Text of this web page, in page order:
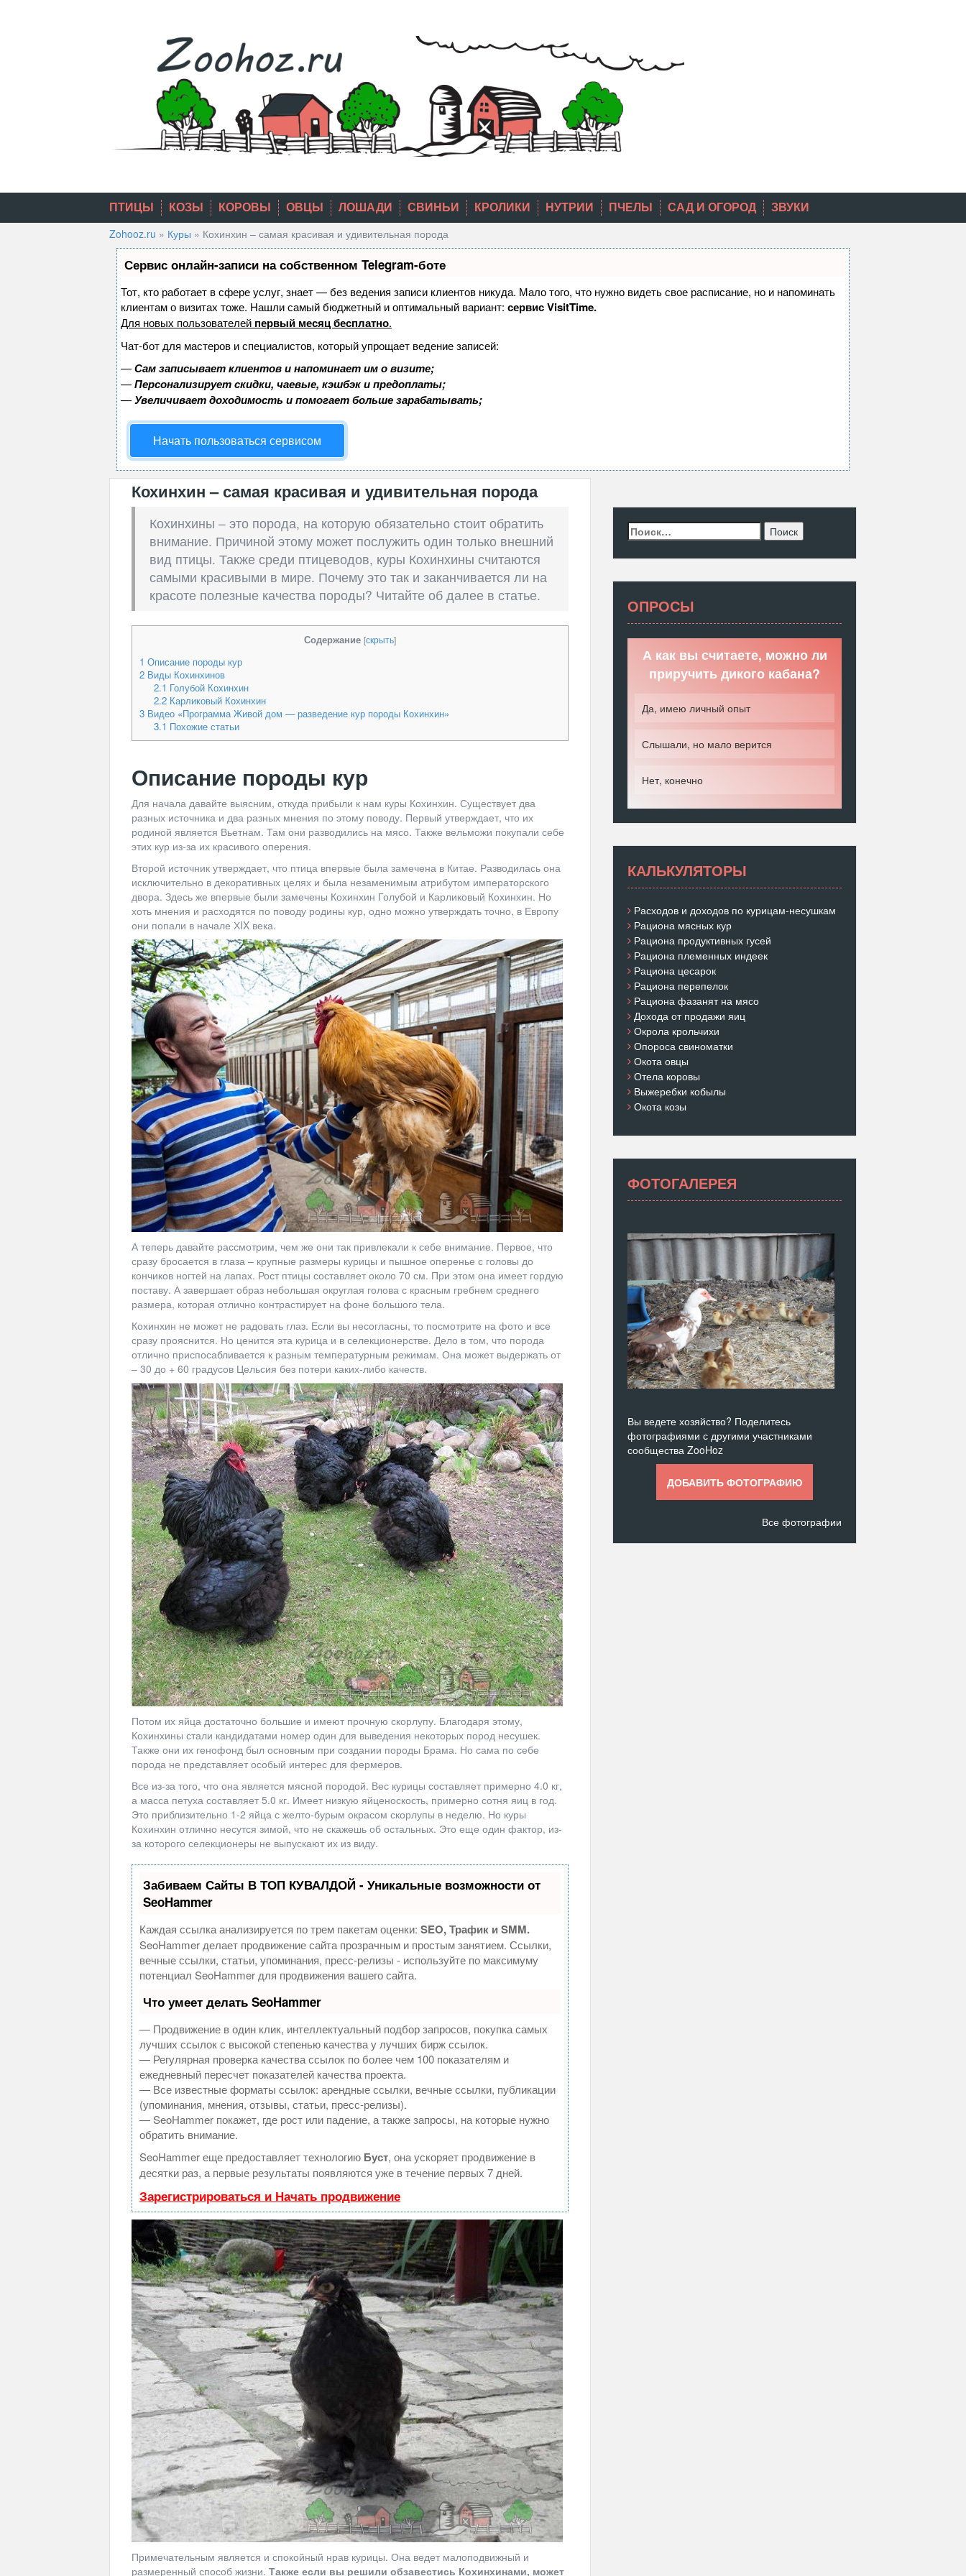
ПТИЦЫ КОЗЫ КОРОВЫ ОВЦЫ ЛОШАДИ СВИНЬИ КРОЛИКИ НУТРИИ ПЧЕЛЫ САД И ОГОРОД ЗВУКИ
Zohooz.ru » Куры » Кохинхин – самая красивая и удивительная порода
Сервис онлайн-записи на собственном Telegram-боте
Тот, кто работает в сфере услуг, знает — без ведения записи клиентов никуда. Мало того, что нужно видеть свое расписание, но и напоминать
клиентам о визитах тоже. Нашли самый бюджетный и оптимальный вариант: сервис VisitTime.
Для новых пользователей первый месяц бесплатно.
Чат-бот для мастеров и специалистов, который упрощает ведение записей:
—Сам записывает клиентов и напоминает им о визите;
—Персонализирует скидки, чаевые, кэшбэк и предоплаты;
—Увеличивает доходимость и помогает больше зарабатывать;
Начать пользоваться сервисом
Кохинхин – самая красивая и удивительная порода
Кохинхины – это порода, на которую обязательно стоит обратить
внимание. Причиной этому может послужить один только внешний
вид птицы. Также среди птицеводов, куры Кохинхины считаются
самыми красивыми в мире. Почему это так и заканчивается ли на
красоте полезные качества породы? Читайте об далее в статье.
Содержание [скрыть]
1 Описание породы кур
2 Виды Кохинхинов
2.1 Голубой Кохинхин
2.2Карликовый Кохинхин
3 Видео «Программа Живой дом — разведение кур породы Кохинхин»
3.1 Похожие статьи
Описание породы кур
Для начала давайте выясним, откуда прибыли к нам куры Кохинхин. Существует два
разных источника и два разных мнения по этому поводу. Первый утверждает, что их
родиной является Вьетнам. Там они разводились на мясо. Также вельможи покупали себе
этих кур из-за их красивого оперения.
Второй источник утверждает, что птица впервые была замечена в Китае. Разводилась она
исключительно в декоративных целях и была незаменимым атрибутом императорского
двора. Здесь же впервые были замечены Кохинхин Голубой и Карликовый Кохинхин. Но
хоть мнения и расходятся по поводу родины кур, одно можно утверждать точно, в Европу
они попали в начале ХIX века.
А теперь давайте рассмотрим, чем же они так привлекали к себе внимание. Первое, что
сразу бросается в глаза – крупные размеры курицы и пышное оперенье с головы до
кончиков ногтей на лапах. Рост птицы составляет около 70 см. При этом она имеет гордую
поставу. А завершает образ небольшая округлая голова с красным гребнем среднего
размера, которая отлично контрастирует на фоне большого тела.
Кохинхин не может не радовать глаз. Если вы несогласны, то посмотрите на фото и все
сразу прояснится. Но ценится эта курица и в селекционерстве. Дело в том, что порода
отлично приспосабливается к разным температурным режимам. Она может выдержать от
– 30 до + 60 градусов Цельсия без потери каких-либо качеств.
Потом их яйца достаточно большие и имеют прочную скорлупу. Благодаря этому,
Кохинхины стали кандидатами номер один для выведения некоторых пород несушек.
Также они их генофонд был основным при создании породы Брама. Но сама по себе
порода не представляет особый интерес для фермеров.
Все из-за того, что она является мясной породой. Вес курицы составляет примерно 4.0 кг,
а масса петуха составляет 5.0 кг. Имеет низкую яйценоскость, примерно сотня яиц в год.
Это приблизительно 1-2 яйца с желто-бурым окрасом скорлупы в неделю. Но куры
Кохинхин отлично несутся зимой, что не скажешь об остальных. Это еще один фактор, из-
за которого селекционеры не выпускают их из виду.
Забиваем Сайты В ТОП КУВАЛДОЙ - Уникальные возможности от
SeoHammer
Каждая ссылка анализируется по трем пакетам оценки: SEO, Трафик и SMM.
SeoHammer делает продвижение сайта прозрачным и простым занятием. Ссылки,
вечные ссылки, статьи, упоминания, пресс-релизы - используйте по максимуму
потенциал SeoHammer для продвижения вашего сайта.
Что умеет делать SeoHammer
— Продвижение в один клик, интеллектуальный подбор запросов, покупка самых
лучших ссылок с высокой степенью качества у лучших бирж ссылок.
— Регулярная проверка качества ссылок по более чем 100 показателям и
ежедневный пересчет показателей качества проекта.
— Все известные форматы ссылок: арендные ссылки, вечные ссылки, публикации
(упоминания, мнения, отзывы, статьи, пресс-релизы).
— SeoHammer покажет, где рост или падение, а также запросы, на которые нужно
обратить внимание.
SeoHammer еще предоставляет технологию Буст, она ускоряет продвижение в
десятки раз, а первые результаты появляются уже в течение первых 7 дней.
Зарегистрироваться и Начать продвижение
Примечательным является и спокойный нрав курицы. Она ведет малоподвижный и
размеренный способ жизни. Также если вы решили обзавестись Кохинхинами, может
Найти:
ОПРОСЫ
А как вы считаете, можно ли
приручить дикого кабана?
Да, имею личный опыт
Слышали, но мало верится
Нет, конечно
КАЛЬКУЛЯТОРЫ
Расходов и доходов по курицам-несушкам
Рациона мясных кур
Рациона продуктивных гусей
Рациона племенных индеек
Рациона цесарок
Рациона перепелок
Рациона фазанят на мясо
Дохода от продажи яиц
Окрола крольчихи
Опороса свиноматки
Окота овцы
Отела коровы
Выжеребки кобылы
Окота козы
ФОТОГАЛЕРЕЯ
Вы ведете хозяйство? Поделитесь
фотографиями с другими участниками
сообщества ZooHoz
ДОБАВИТЬ ФОТОГРАФИЮ
Все фотографии